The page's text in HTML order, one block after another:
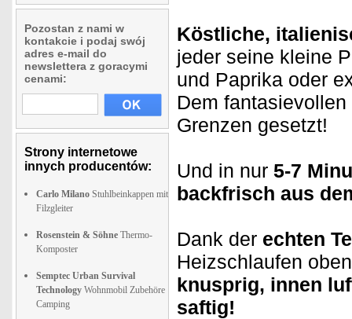
Pozostan z nami w
kontakcie i podaj swój
adres e-mail do
newslettera z goracymi
cenami:
Strony internetowe
innych producentów:
Carlo Milano Stuhlbeinkappen mit
Filzgleiter
Rosenstein & Söhne Thermo-
Komposter
Semptec Urban Survival
Technology Wohnmobil Zubehöre
Camping
Köstliche,
jeder seine kleine
und Paprika oder
Dem
Grenzen gesetzt!
Und in nur 5-7
backfrisch aus
Dank der echten
Heizschlaufen
knusprig, innen
saftig!